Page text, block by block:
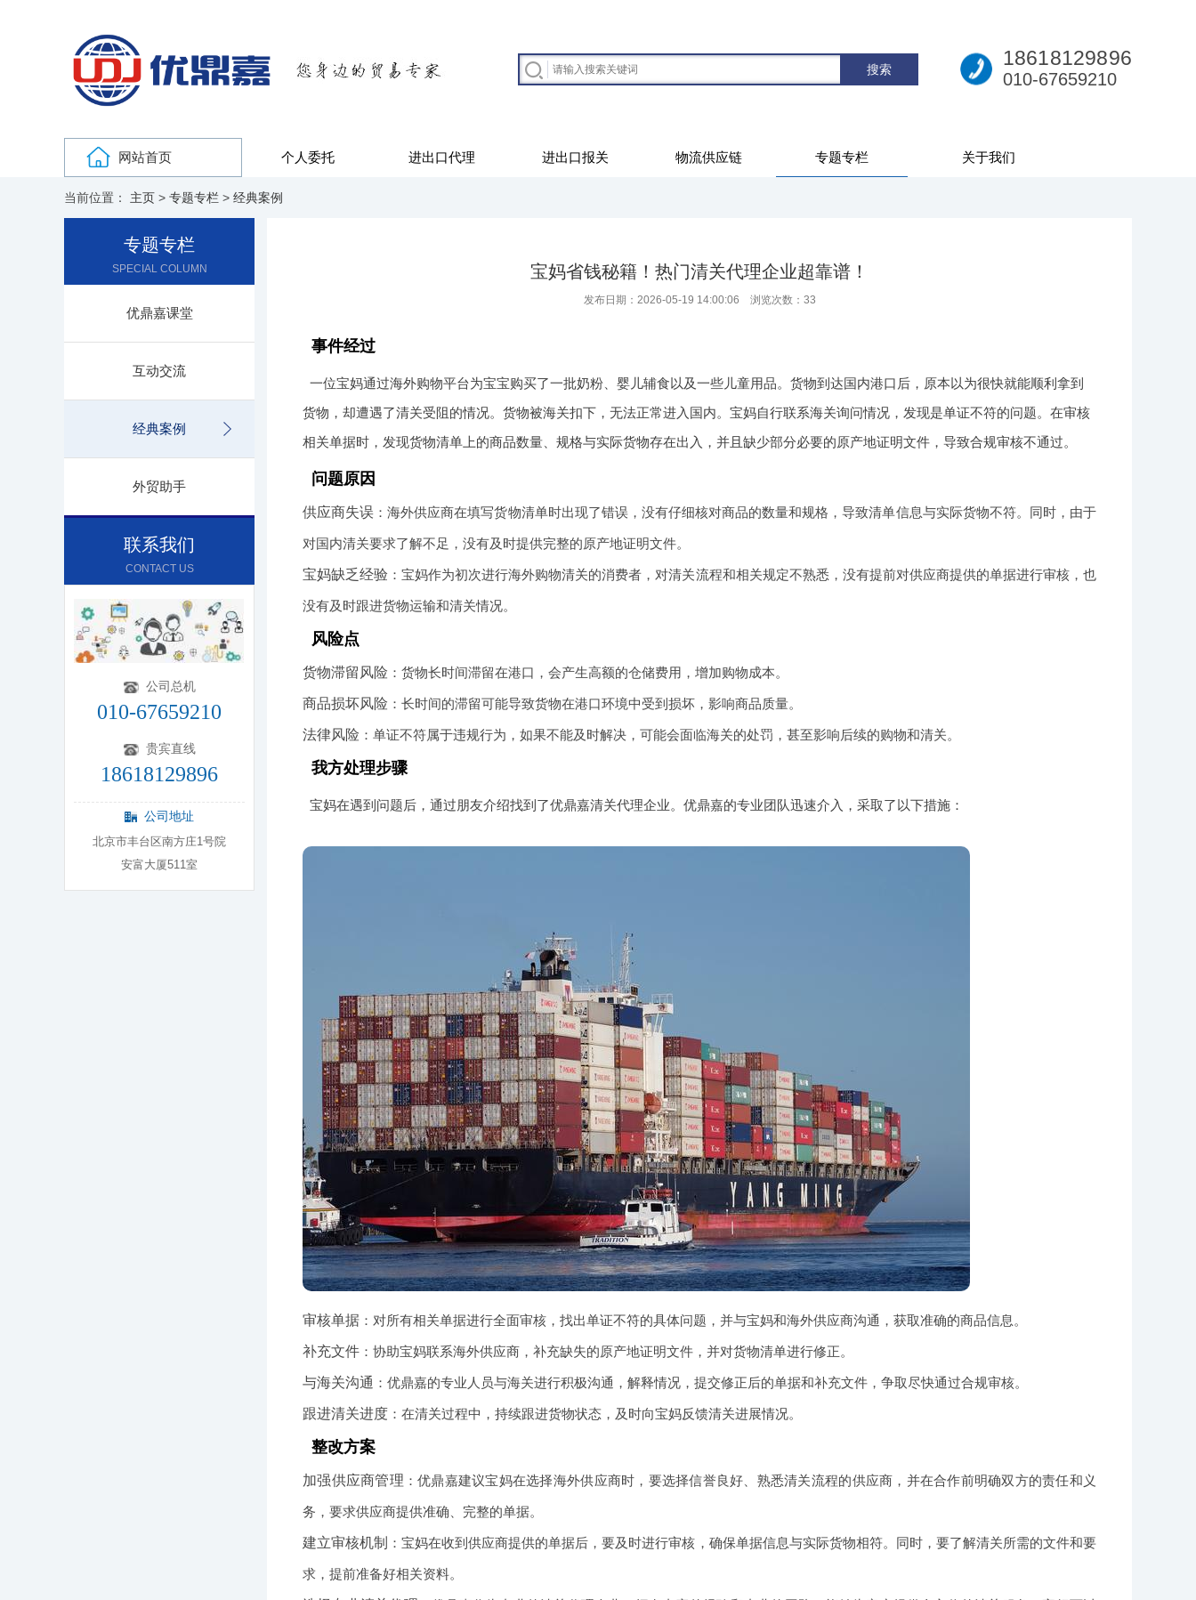
18618129896
010-67659210
网站首页 个人委托 进出口代理 进出口报关 物流供应链 专题专栏 关于我们
当前位置： 主页 > 专题专栏 > 经典案例
专题专栏
SPECIAL COLUMN
优鼎嘉课堂
互动交流
经典案例
外贸助手
联系我们
CONTACT US
公司总机
010-67659210
贵宾直线
18618129896
公司地址
北京市丰台区南方庄1号院
安富大厦511室
宝妈省钱秘籍！热门清关代理企业超靠谱！
发布日期：2026-05-19 14:00:06 浏览次数： 33
事件经过
一位宝妈通过海外购物平台为宝宝购买了一批奶粉、婴儿辅食以及一些儿童用品。货物到达国内港口后，原本以为很快就能顺利拿到
货物，却遭遇了清关受阻的情况。货物被海关扣下，无法正常进入国内。宝妈自行联系海关询问情况，发现是单证不符的问题。在审核
相关单据时，发现货物清单上的商品数量、规格与实际货物存在出入，并且缺少部分必要的原产地证明文件，导致合规审核不通过。
问题原因
供应商失误 ：海外供应商在填写货物清单时出现了错误，没有仔细核对商品的数量和规格，导致清单信息与实际货物不符。同时，由于
对国内清关要求了解不足，没有及时提供完整的原产地证明文件。
宝妈缺乏经验 ：宝妈作为初次进行海外购物清关的消费者，对清关流程和相关规定不熟悉，没有提前对供应商提供的单据进行审核，也
没有及时跟进货物运输和清关情况。
风险点
货物滞留风险 ：货物长时间滞留在港口，会产生高额的仓储费用，增加购物成本。
商品损坏风险 ：长时间的滞留可能导致货物在港口环境中受到损坏，影响商品质量。
法律风险 ：单证不符属于违规行为，如果不能及时解决，可能会面临海关的处罚，甚至影响后续的购物和清关。
我方处理步骤
宝妈在遇到问题后，通过朋友介绍找到了优鼎嘉清关代理企业。优鼎嘉的专业团队迅速介入，采取了以下措施：
审核单据 ：对所有相关单据进行全面审核，找出单证不符的具体问题，并与宝妈和海外供应商沟通，获取准确的商品信息。
补充文件 ：协助宝妈联系海外供应商，补充缺失的原产地证明文件，并对货物清单进行修正。
与海关沟通 ：优鼎嘉的专业人员与海关进行积极沟通，解释情况，提交修正后的单据和补充文件，争取尽快通过合规审核。
跟进清关进度 ：在清关过程中，持续跟进货物状态，及时向宝妈反馈清关进展情况。
整改方案
加强供应商管理 ：优鼎嘉建议宝妈在选择海外供应商时，要选择信誉良好、熟悉清关流程的供应商，并在合作前明确双方的责任和义
务，要求供应商提供准确、完整的单据。
建立审核机制 ：宝妈在收到供应商提供的单据后，要及时进行审核，确保单据信息与实际货物相符。同时，要了解清关所需的文件和要
求，提前准备好相关资料。